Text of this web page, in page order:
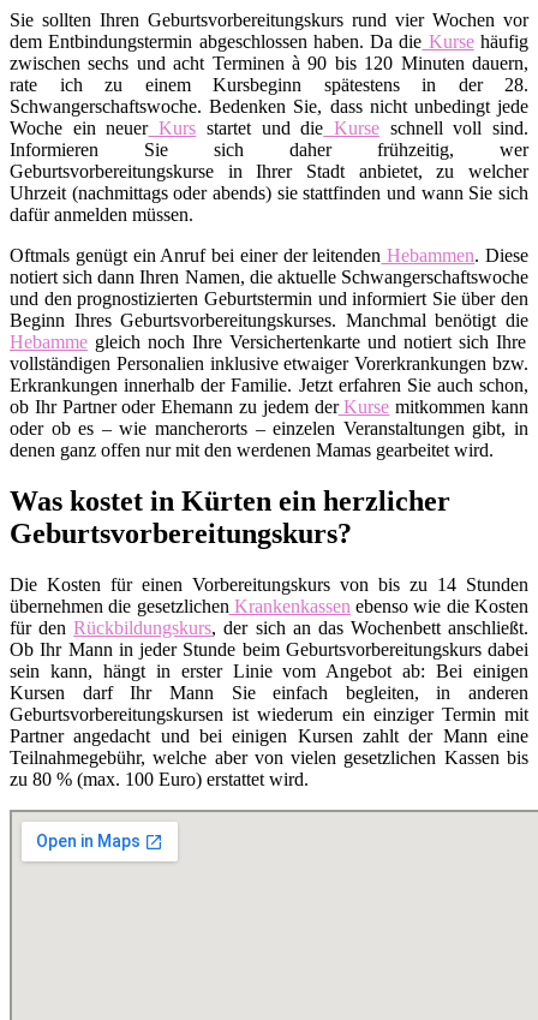
Sie sollten Ihren Geburtsvorbereitungskurs rund vier Wochen vor
dem Entbindungstermin abgeschlossen haben. Da die Kursehäufig
zwischen sechs und acht Terminen à 90 bis 120 Minuten dauern,
rate ich zu einem Kursbeginn spätestens in der 28.
Schwangerschaftswoche. Bedenken Sie, dass nicht unbedingt jede
Woche ein neuerKurs startet und die Kurseschnell voll sind.
Informieren Sie sich daher frühzeitig, wer
Geburtsvorbereitungskurse in Ihrer Stadt anbietet, zu welcher
Uhrzeit (nachmittags oder abends) sie stattfinden und wann Sie sich
dafür anmelden müssen.
Oftmals genügt ein Anruf bei einer der leitenden Hebammen. Diese
notiert sich dann Ihren Namen, die aktuelle Schwangerschaftswoche
und den prognostizierten Geburtstermin und informiert Sie über den
Beginn Ihres Geburtsvorbereitungskurses. Manchmal benötigt die
Hebamme gleich noch Ihre Versichertenkarte und notiert sich Ihre
vollständigen Personalien inklusive etwaiger Vorerkrankungen bzw.
Erkrankungen innerhalb der Familie. Jetzt erfahren Sie auch schon,
ob Ihr Partner oder Ehemann zu jedem derKurse mitkommen kann
oder ob es – wie mancherorts – einzelen Veranstaltungen gibt, in
denen ganz offen nur mit den werdenen Mamas gearbeitet wird.
Was kostet in Kürten ein herzlicher
Geburtsvorbereitungskurs?
Die Kosten für einen Vorbereitungskurs von bis zu 14 Stunden
übernehmen die gesetzlichen Krankenkassen ebenso wie die Kosten
für denRückbildungskurs, der sich an das Wochenbett anschließt.
Ob Ihr Mann in jeder Stunde beim Geburtsvorbereitungskurs dabei
sein kann, hängt in erster Linie vom Angebot ab: Bei einigen
Kursen darf Ihr Mann Sie einfach begleiten, in anderen
Geburtsvorbereitungskursen ist wiederum ein einziger Termin mit
Partner angedacht und bei einigen Kursen zahlt der Mann eine
Teilnahmegebühr, welche aber von vielen gesetzlichen Kassen bis
zu 80 % (max. 100 Euro) erstattet wird.